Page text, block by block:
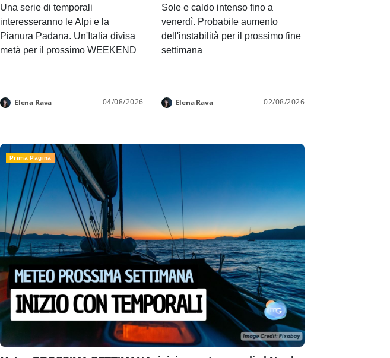
Una serie di temporali
interesseranno le Alpi e la
Pianura Padana. Un'Italia divisa
metà per il prossimo WEEKEND
Elena Rava 04/08/2026
Sole e caldo intenso fino a
venerdì. Probabile aumento
dell'instabilità per il prossimo fine
settimana
Elena Rava 02/08/2026
Prima Pagina